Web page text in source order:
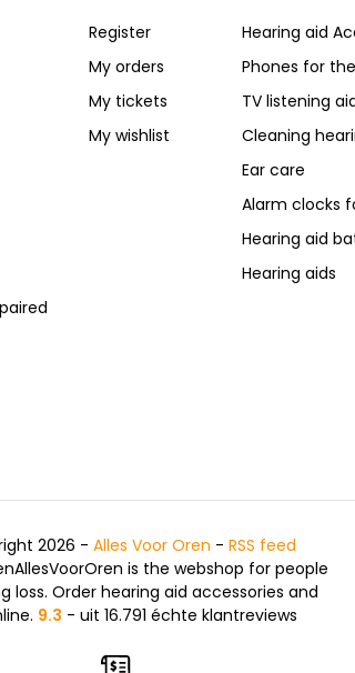
Register
My orders
My tickets
My wishlist
Hearing aid
Phones for
TV listening
Cleaning
Ear care
Alarm clocks
Hearing aid
Hearing aids
2026 - Alles Voor Oren - RSS feed
is the webshop for people
loss. Order hearing aid accessories and
9.3 - uit 16.791 échte klantreviews